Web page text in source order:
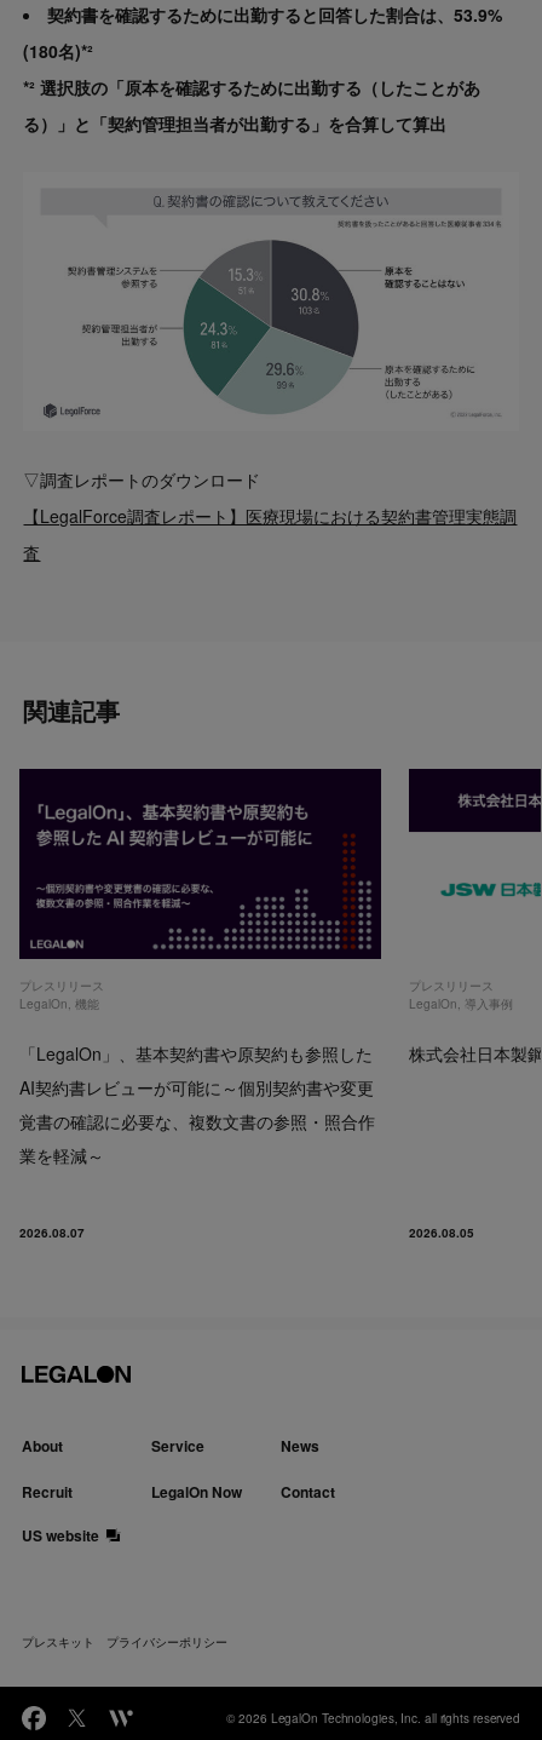
契約書を確認するために出勤すると回答した割合は、53.9%
(180名)*²
*² 選択肢の「原本を確認するために出勤する（したことがあ
る）」と「契約管理担当者が出勤する」を合算して算出
▽調査レポートのダウンロード
【LegalForce調査レポート】医療現場における契約書管理実態調
査
関連記事
プレスリリース
LegalOn,機能
「LegalOn」、基本契約書や原契約も参照した
AI契約書レビューが可能に～個別契約書や変更
覚書の確認に必要な、複数文書の参照・照合作
業を軽減～
2026.08.07
プレスリリース
LegalOn, 導入事例
株式会社日本製
2026.08.05
About Service News
Recruit LegalOn Now
Contact
US website
プレスキット プライバシーポリシー
© 2026 LegalOn Technologies, Inc. all rights reserved